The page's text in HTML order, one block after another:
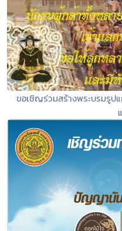
ขอเชิญร่วมสร้างพระบรมรูป